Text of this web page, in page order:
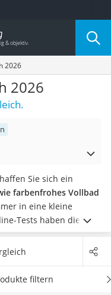
2026
2026
Sie sich ein
farbenfrohes Vollbad
in eine kleine
Tests haben die in
Öle zudem eine
die Haut.
Wählen Sie
oder eine
filtern